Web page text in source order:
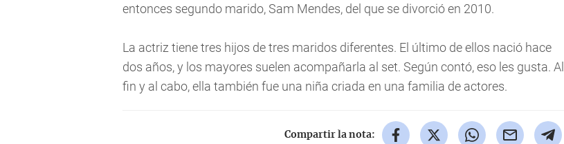
entonces segundo marido, Sam Mendes, del que se divorció en 2010.
La actriz tiene tres hijos de tres maridos diferentes. El último de ellos nació hace
dos años, y los mayores suelen acompañarla al set. Según contó, eso les gusta. Al
fin y al cabo, ella también fue una niña criada en una familia de actores.
Compartir la nota: